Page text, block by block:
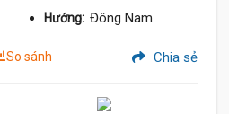
Hướng: Đông Nam
So sánh Chia sẻ